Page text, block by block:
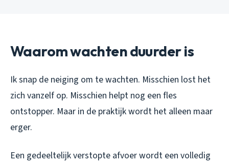
Waarom wachten duurder is
Ik snap de neiging om te wachten. Misschien lost het
zich vanzelf op. Misschien helpt nog een fles
ontstopper. Maar in de praktijk wordt het alleen maar
erger.
Een gedeeltelijk verstopte afvoer wordt een volledig